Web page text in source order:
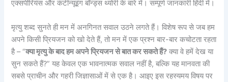
एक्सपीरियंस और कंटीन्यूइंग बॉन्ड्स थ्योरी के बारे में। सम्पूर्ण जानकारी हिंदी में।
मृत्यु शब्द सुनते ही मन में अनगिनत सवाल उठने लगते हैं। विशेष रूप से जब हम
अपने किसी प्रियजन को खो देते हैं, तो मन में एक प्रश्न बार-बार कचोटता रहता
है – “क्या मृत्यु के बाद हम अपने प्रियजन से बात कर सकते हैं? क्या वे हमें देख या
सुन सकते हैं?” यह केवल एक भावनात्मक सवाल नहीं है, बल्कि यह मानवता की
सबसे प्राचीन और गहरी जिज्ञासाओं में से एक है। आइए इस रहस्यमय विषय पर